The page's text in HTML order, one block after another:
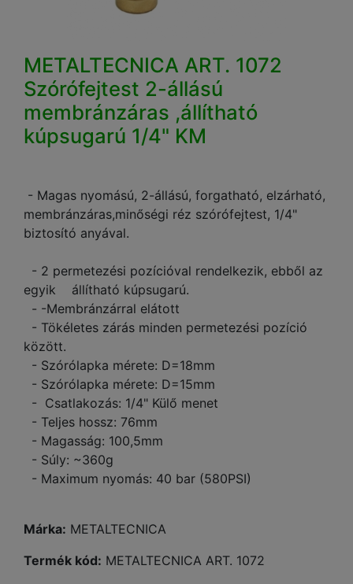
METALTECNICA ART. 1072
Szórófejtest 2-állású
membránzáras ,állítható
kúpsugarú 1/4" KM
- Magas nyomású, 2-állású, forgatható, elzárható,
membránzáras,minőségi réz szórófejtest, 1/4"
biztosító anyával.
- 2 permetezési pozícióval rendelkezik, ebből az
egyik állítható kúpsugarú.
- -Membránzárral elátott
- Tökéletes zárás minden permetezési pozíció
között.
- Szórólapka mérete: D=18mm
- Szórólapka mérete: D=15mm
- Csatlakozás: 1/4" Külő menet
- Teljes hossz: 76mm
- Magasság: 100,5mm
- Súly: ~360g
- Maximum nyomás: 40 bar (580PSI)
Márka: METALTECNICA
Termék kód: METALTECNICA ART. 1072